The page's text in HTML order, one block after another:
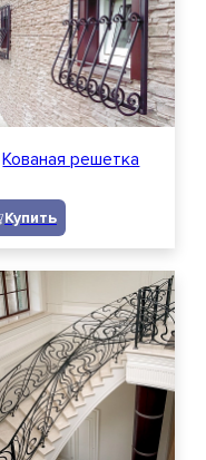
Кованая решетка
Купить